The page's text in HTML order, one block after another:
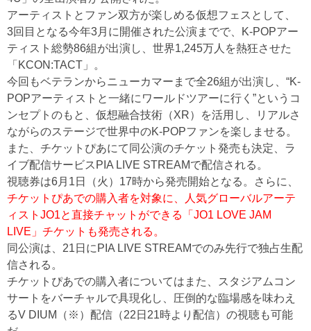
アーティストとファン双方が楽しめる仮想フェスとして、
3回目となる今年3月に開催された公演までで、K-POPアー
ティスト総勢86組が出演し、世界1,245万人を熱狂させた
「KCON:TACT」。
今回もベテランからニューカマーまで全26組が出演し、“K-
POPアーティストと一緒にワールドツアーに行く”というコ
ンセプトのもと、仮想融合技術（XR）を活用し、リアルさ
ながらのステージで世界中のK-POPファンを楽しませる。
また、チケットぴあにて同公演のチケット発売も決定、ラ
イブ配信サービスPIA LIVE STREAMで配信される。
視聴券は6月1日（火）17時から発売開始となる。さらに、
チケットぴあでの購入者を対象に、人気グローバルアーテ
ィストJO1と直接チャットができる「JO1 LOVE JAM
LIVE」チケットも発売される。
同公演は、21日にPIA LIVE STREAMでのみ先行で独占生配
信される。
チケットぴあでの購入者についてはまた、スタジアムコン
サートをバーチャルで具現化し、圧倒的な臨場感を味わえ
るV DIUM（※）配信（22日21時より配信）の視聴も可能